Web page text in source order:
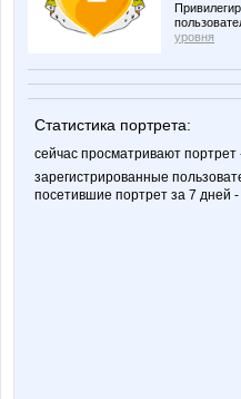
уровня
Статистика портрета:
сейчас просматривают портрет
зарегистрированные
посетившие портрет за 7 дней -